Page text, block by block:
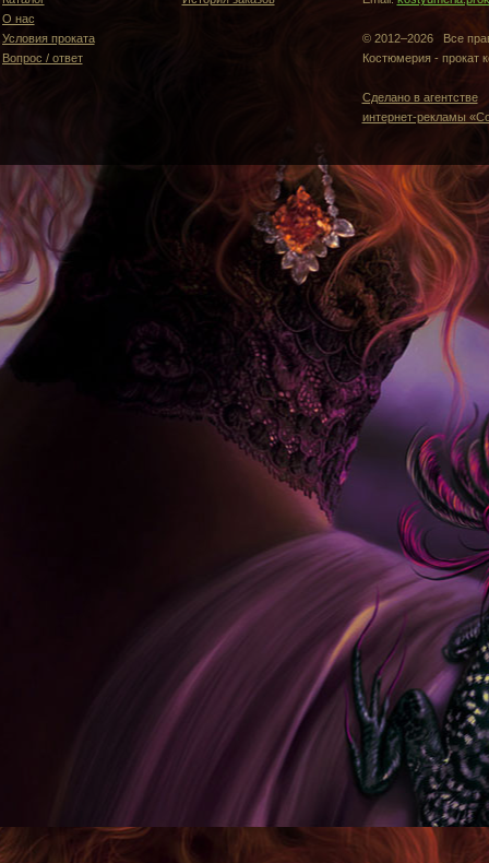
О нас
Условия проката
Вопрос / ответ
© 2012–2026 Все
Костюмерия - прокат
Сделано в агентстве
интернет-рекламы